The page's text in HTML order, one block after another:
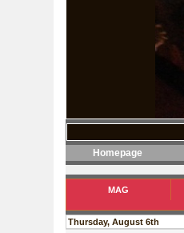
Homepage
MAG
Thursday, August 6th